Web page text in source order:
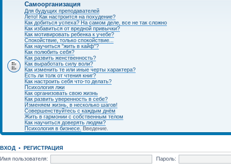
Самоорганизация
Для будущих преподавателей
Лето! Как настроится на похудение?
Как добиться успеха? На самом деле, все не так сложно
Как избавиться от вредной привычки?
Как мотивировать ребенка к учебе?
Спокойствие, только спокойствие...
Как научиться "жить в кайф"?
Как полюбить себя?
Как развить женственность?
Как выработать силу воли?
Как изменить те или иные черты характера?
Есть ли толк от чтения книг?
Как настроить себя что-то делать?
Психология лжи
Как организовать свою жизнь
Как развить уверенность в себе?
Изменяем жизнь, в несколько шагов!
Совершенствуйтесь с каждым днём
Жить в гармонии с собственным телом
Как научиться доверять людям?
Психология в бизнесе. Введение.
ВХОД • РЕГИСТРАЦИЯ
Имя пользователя:
Пароль: